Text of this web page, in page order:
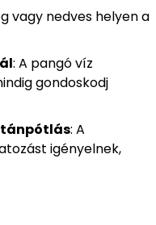
vagy nedves helyen a
: A pangó víz
gondoskodj
: A
igényelnek,